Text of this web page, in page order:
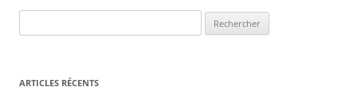
e
h
ARTICLES RÉCENTS